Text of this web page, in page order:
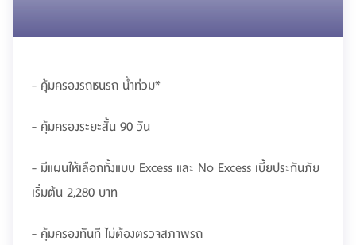
- คุ้มครองรถชนรถ น้ำท่วม*
- คุ้มครองระยะสั้น 90 วัน
- มีแผนให้เลือกทั้งแบบ Excess และ No Excess เบี้ยประกันภัย
เริ่มต้น 2,280 บาท
- คุ้มครองทันที ไม่ต้องตรวจสภาพรถ